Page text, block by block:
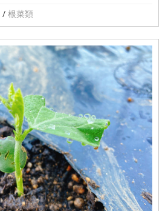
/ 根菜類